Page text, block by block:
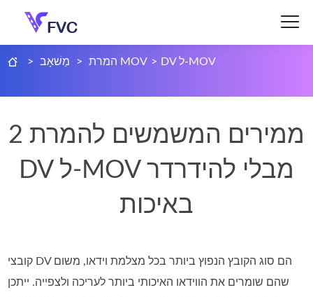
> מַשׁאָב > המרת MOV > DV ל-MOV
2 ממירים המשמשים להמרת
DV ל-MOV מבלי להידרדר
באיכות
קובצי DV הם סוג הקובץ הנפוץ ביותר בכל מצלמת וידאו, משום
שהם שומרים את הווידאו האיכותי ביותר לעריכה ולצפייה. ייתכן